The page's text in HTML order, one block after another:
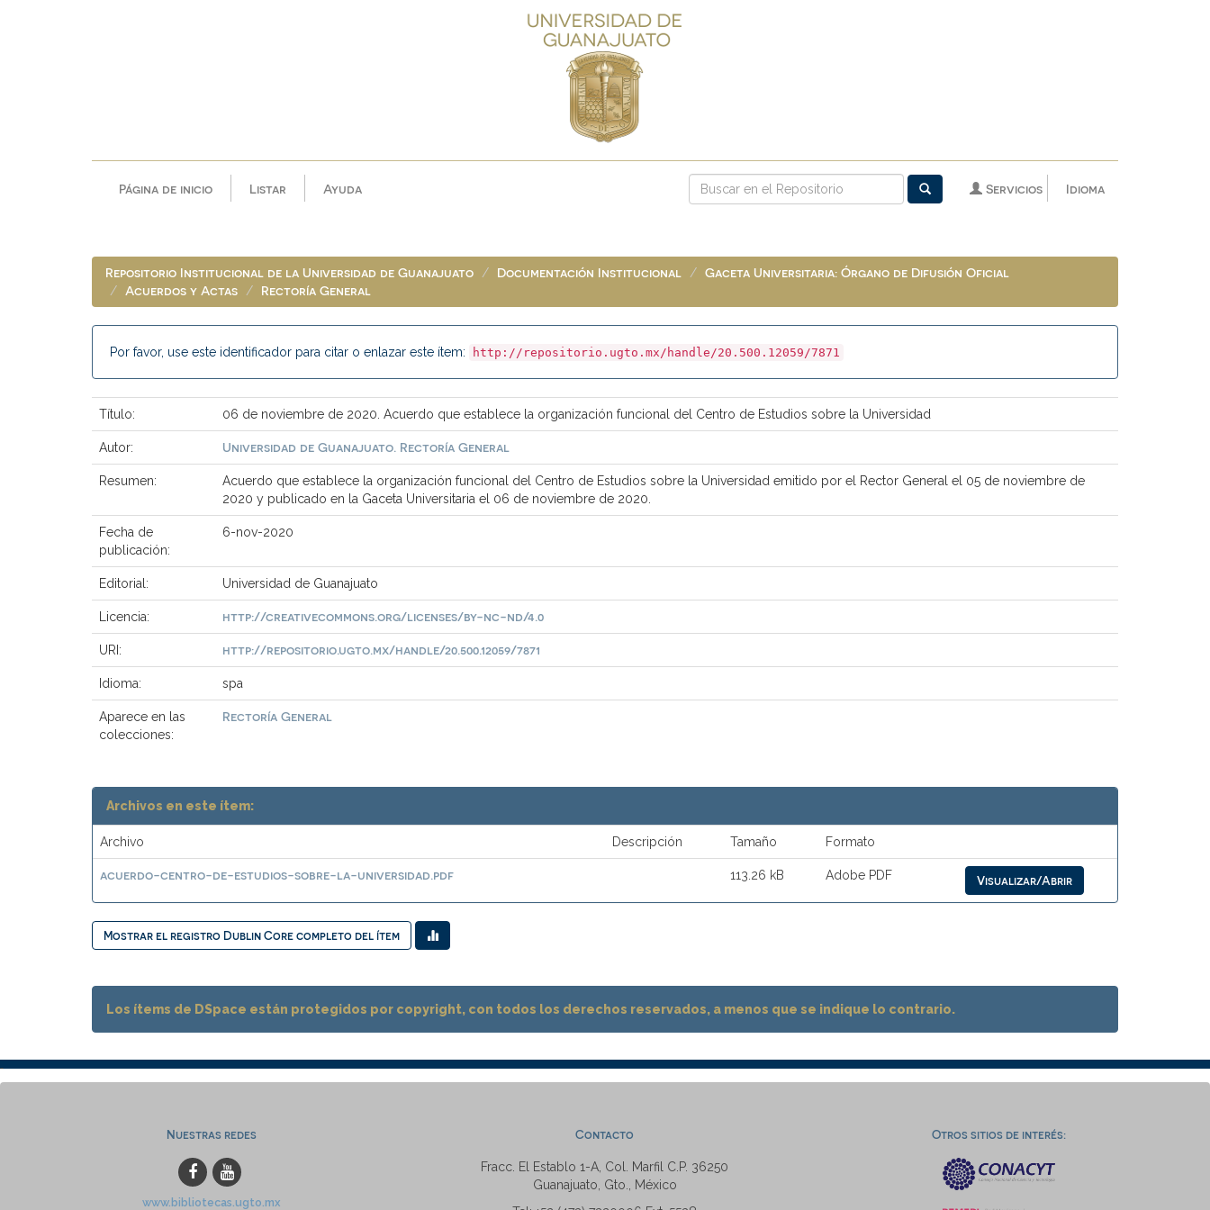
Página de inicio Listar Ayuda Idioma
Servicios
Repositorio Institucional de la Universidad de Guanajuato Documentación Institucional
Gaceta Universitaria: Órgano de Difusión Oficial
Acuerdos y Actas
Rectoría General
Por favor, use este identificador para citar o enlazar este ítem: http://repositorio.ugto.mx/handle/20.500.12059/7871
Título: 06 de noviembre de 2020. Acuerdo que establece la organización funcional del Centro de Estudios sobre la Universidad
Autor: Universidad de Guanajuato. Rectoría General
Resumen:
Acuerdo que establece la organización funcional del Centro de Estudios sobre la Universidad emitido por el Rector General el 05 de noviembre de
2020 y publicado en la Gaceta Universitaria el 06 de noviembre de 2020.
Fecha de
publicación:
6-nov-2020
Editorial: Universidad de Guanajuato
Licencia: http://creativecommons.org/licenses/by-nc-nd/4.0
URI: http://repositorio.ugto.mx/handle/20.500.12059/7871
Idioma: spa
Aparece en las
colecciones:
Rectoría General
Archivos en este ítem:
Archivo Descripción Tamaño Formato
acuerdo-centro-de-estudios-sobre-la-universidad.pdf 113.26 kB Adobe PDF Visualizar/Abrir
Mostrar el registro Dublin Core completo del ítem
Los ítems de DSpace están protegidos por copyright, con todos los derechos reservados, a menos que se indique lo contrario.
Nuestras redes
www.bibliotecas.ugto.mx
Contacto
Fracc. El Establo 1-A, Col. Marfil C.P. 36250
Guanajuato, Gto., México
Otros sitios de interés: